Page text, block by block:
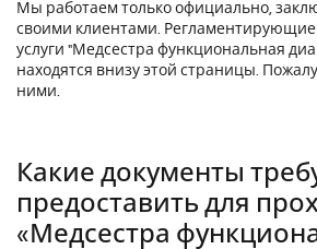
Мы работаем только официально,
своими клиентами. Регламентирующие
услуги "Медсестра функциональная
находятся внизу этой страницы.
ними.
Какие документы
предоставить для
«Медсестра